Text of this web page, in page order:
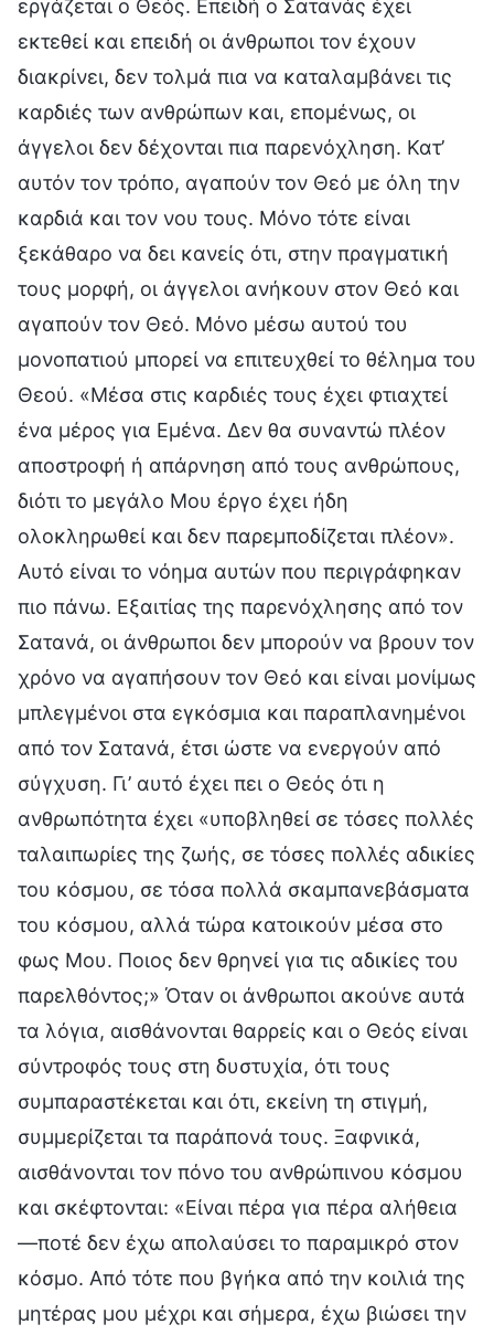
εργάζεται ο Θεός. Επειδή ο Σατανάς έχει
εκτεθεί και επειδή οι άνθρωποι τον έχουν
διακρίνει, δεν τολμά πια να καταλαμβάνει τις
καρδιές των ανθρώπων και, επομένως, οι
άγγελοι δεν δέχονται πια παρενόχληση. Κατ’
αυτόν τον τρόπο, αγαπούν τον Θεό με όλη την
καρδιά και τον νου τους. Μόνο τότε είναι
ξεκάθαρο να δει κανείς ότι, στην πραγματική
τους μορφή, οι άγγελοι ανήκουν στον Θεό και
αγαπούν τον Θεό. Μόνο μέσω αυτού του
μονοπατιού μπορεί να επιτευχθεί το θέλημα του
Θεού. «Μέσα στις καρδιές τους έχει φτιαχτεί
ένα μέρος για Εμένα. Δεν θα συναντώ πλέον
αποστροφή ή απάρνηση από τους ανθρώπους,
διότι το μεγάλο Μου έργο έχει ήδη
ολοκληρωθεί και δεν παρεμποδίζεται πλέον».
Αυτό είναι το νόημα αυτών που περιγράφηκαν
πιο πάνω. Εξαιτίας της παρενόχλησης από τον
Σατανά, οι άνθρωποι δεν μπορούν να βρουν τον
χρόνο να αγαπήσουν τον Θεό και είναι μονίμως
μπλεγμένοι στα εγκόσμια και παραπλανημένοι
από τον Σατανά, έτσι ώστε να ενεργούν από
σύγχυση. Γι’ αυτό έχει πει ο Θεός ότι η
ανθρωπότητα έχει «υποβληθεί σε τόσες πολλές
ταλαιπωρίες της ζωής, σε τόσες πολλές αδικίες
του κόσμου, σε τόσα πολλά σκαμπανεβάσματα
του κόσμου, αλλά τώρα κατοικούν μέσα στο
φως Μου. Ποιος δεν θρηνεί για τις αδικίες του
παρελθόντος;» Όταν οι άνθρωποι ακούνε αυτά
τα λόγια, αισθάνονται θαρρείς και ο Θεός είναι
σύντροφός τους στη δυστυχία, ότι τους
συμπαραστέκεται και ότι, εκείνη τη στιγμή,
συμμερίζεται τα παράπονά τους. Ξαφνικά,
αισθάνονται τον πόνο του ανθρώπινου κόσμου
και σκέφτονται: «Είναι πέρα για πέρα αλήθεια
—ποτέ δεν έχω απολαύσει το παραμικρό στον
κόσμο. Από τότε που βγήκα από την κοιλιά της
μητέρας μου μέχρι και σήμερα, έχω βιώσει την